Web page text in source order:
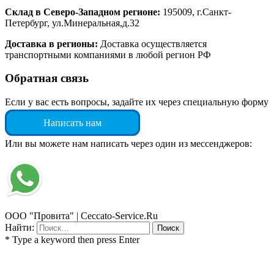
Склад в Северо-Западном регионе: 195009, г.Санкт-
Петербург, ул.Минеральная,д.32
Доставка в регионы: Доставка осуществляется
транспортными компаниями в любой регион РФ
Обратная связь
Если у вас есть вопросы, задайте их через специальную форму
Написать нам
Или вы можете нам написать через один из мессенджеров:
ООО "Провита" | Ceccato-Service.Ru
Найти:
* Type a keyword then press Enter